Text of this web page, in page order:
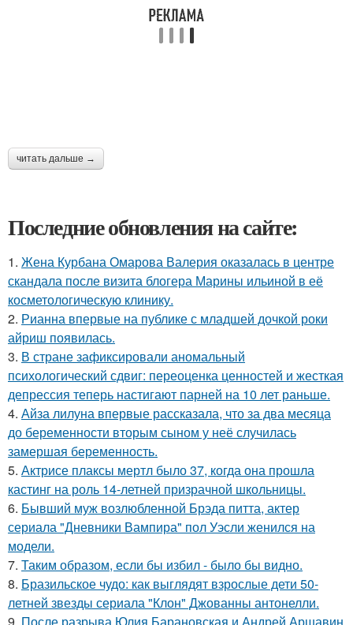
читать дальше →
Последние обновления на сайте:
1. Жена Курбана Омарова Валерия оказалась в центре
скандала после визита блогера Марины ильиной в её
косметологическую клинику.
2. Рианна впервые на публике с младшей дочкой роки
айриш появилась.
3. В стране зафиксировали аномальный
психологический сдвиг: переоценка ценностей и жесткая
депрессия теперь настигают парней на 10 лет раньше.
4. Айза лилуна впервые рассказала, что за два месяца
до беременности вторым сыном у неё случилась
замершая беременность.
5. Актрисе плаксы мертл было 37, когда она прошла
кастинг на роль 14-летней призрачной школьницы.
6. Бывший муж возлюбленной Брэда питта, актер
сериала "Дневники Вампира" пол Уэсли женился на
модели.
7. Таким образом, если бы избил - было бы видно.
8. Бразильское чудо: как выглядят взрослые дети 50-
летней звезды сериала "Клон" Джованны антонелли.
9. После разрыва Юлия Барановская и Андрей Аршавин